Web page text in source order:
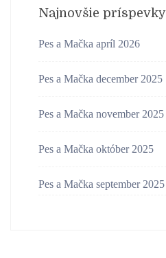
Najnovšie príspevky
Pes a Mačka apríl 2026
Pes a Mačka december 2025
Pes a Mačka november 2025
Pes a Mačka október 2025
Pes a Mačka september 2025